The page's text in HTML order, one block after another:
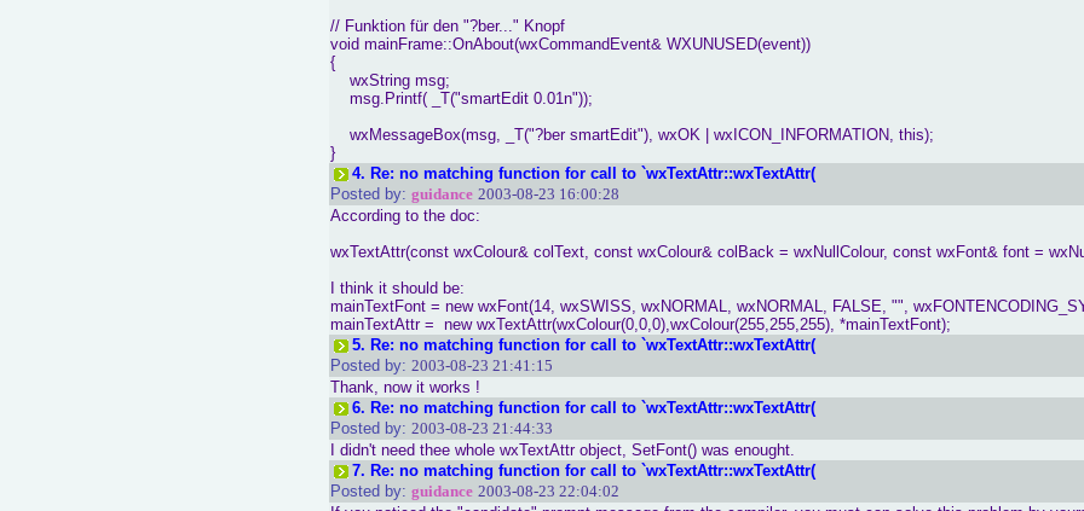
// Funktion für den "?ber..." Knopf
void mainFrame::OnAbout(wxCommandEvent& WXUNUSED(event))
{
wxString msg;
msg.Printf( _T("smartEdit 0.01n"));
wxMessageBox(msg, _T("?ber smartEdit"), wxOK | wxICON_INFORMATION, this);
}
4. Re: no matching function for call to `wxTextAttr::wxTextAttr(
Posted by: guidance 2003-08-23 16:00:28
According to the doc:
wxTextAttr(const wxColour& colText, const wxColour& colBack = wxNullColour, const wxFont& font =
I think it should be:
mainTextFont = new wxFont(14, wxSWISS, wxNORMAL, wxNORMAL, FALSE, "",
mainTextAttr = new wxTextAttr(wxColour(0,0,0),wxColour(255,255,255), *mainTextFont);
5. Re: no matching function for call to `wxTextAttr::wxTextAttr(
Posted by: 2003-08-23 21:41:15
Thank, now it works !
6. Re: no matching function for call to `wxTextAttr::wxTextAttr(
Posted by: 2003-08-23 21:44:33
I didn't need thee whole wxTextAttr object, SetFont() was enought.
7. Re: no matching function for call to `wxTextAttr::wxTextAttr(
Posted by: guidance 2003-08-23 22:04:02